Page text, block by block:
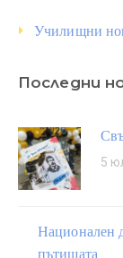
Училищни
Последни
5
Национален
пътищата